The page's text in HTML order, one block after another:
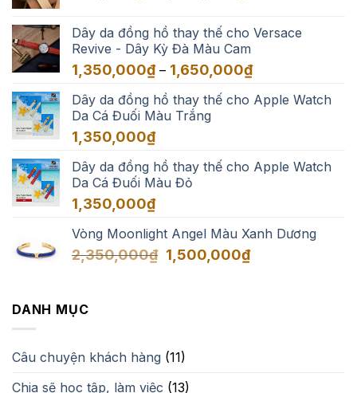
550,000₫
đến
3,500,000₫
Dây da đồng hồ thay thế cho Versace
Revive - Dây Kỳ Đà Màu Cam
1,350,000₫ – 1,650,000₫Khoảng
từ
Dây da đồng hồ thay thế cho Apple Watch
Da Cá Đuối Màu Trắng
1,350,000₫
Dây da đồng hồ thay thế cho Apple Watch
Da Cá Đuối Màu Đỏ
1,350,000₫
Vòng Moonlight Angel Màu Xanh Dương
2,350,000₫ Giá
1,500,000₫Giá
DANH MỤC
Câu chuyện khách hàng (11)
Chia sẽ học tập, làm việc (13)